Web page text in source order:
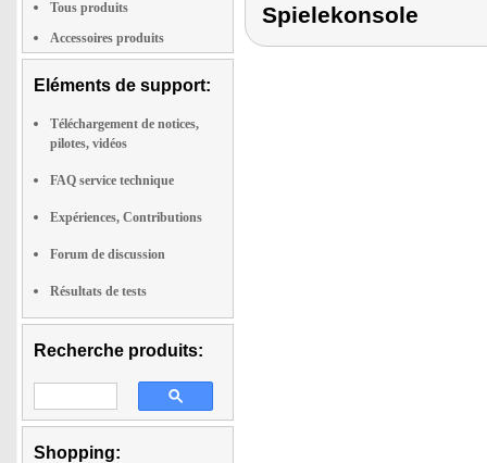
Tous produits
Accessoires produits
Eléments de support:
Téléchargement de notices,
pilotes, vidéos
FAQ service technique
Expériences, Contributions
Forum de discussion
Résultats de tests
Recherche produits:
Shopping:
Spielekonsole